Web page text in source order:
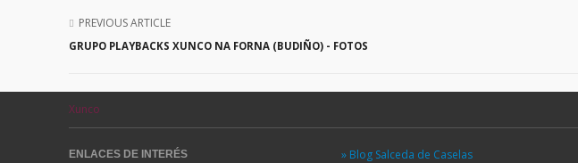
PREVIOUS ARTICLE
GRUPO PLAYBACKS XUNCO NA FORNA (BUDIÑO) - FOTOS
Xunco
ENLACES DE INTERÉS
» Blog Salceda de Caselas